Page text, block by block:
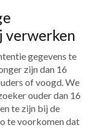
verwerken
gegevens te
zijn dan 16
of voogd. We
ouder dan 16
te zijn bij de
te voorkomen dat